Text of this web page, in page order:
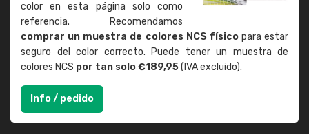
color en esta página solo como
referencia. Recomendamos
comprar un muestra de colores NCS físicopara estar
seguro del color correcto. Puede tener un muestra de
colores NCS por tan solo €189,95(IVA excluido).
Info / pedido